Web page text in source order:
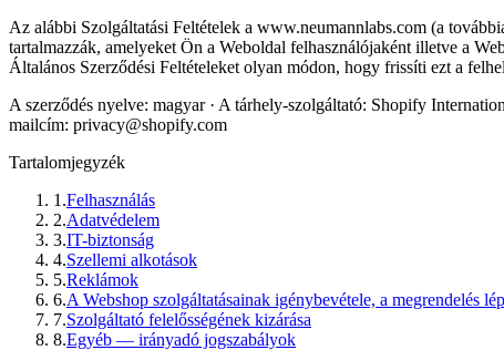
Az alábbi Szolgáltatási Feltételek a www.neumannlabs.com (a
tartalmazzák, amelyeket Ön a Weboldal felhasználójaként illetve a
Általános Szerződési Feltételeket olyan módon, hogy frissíti ezt a
A szerződés nyelve: magyar · A tárhely-szolgáltató: Shopify
mailcím: privacy@shopify.com
Tartalomjegyzék
1 .Felhasználás
2.Adatvédelem
3.IT-biztonság
4.Szellemi alkotások
5.Reklámok
6.A Webshop szolgáltatásainak igénybevétele, a megrendelés
7.Szolgáltató felelősségének kizárása
8.Egyéb — irányadó jogszabályok